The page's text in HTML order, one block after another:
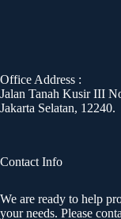
Office Address :
Jalan Tanah Kusir III
Jakarta Selatan, 12240.
Contact Info
We are ready to help
your needs. Please